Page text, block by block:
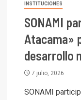
INSTITUCIONES
SONAMI
Atacama»
desarrollo
7 julio, 2026
SONAMI